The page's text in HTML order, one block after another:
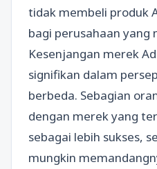
tidak membeli produk
bagi perusahaan yang
Kesenjangan merek
signifikan dalam
berbeda. Sebagian
dengan merek yang
sebagai lebih sukses,
mungkin